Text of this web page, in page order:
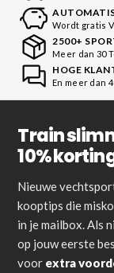
Wordt gratis
2500+
Meer dan 30
HOGE
En meer dan
Train
10%
Nieuwe
kooptips die
in je mailbox. Als
op jouw eerste
voor extra